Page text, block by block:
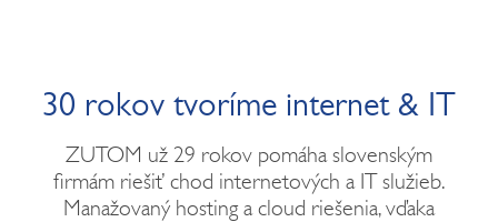
30 rokov tvoríme internet & IT
ZUTOM už 29 rokov pomáha slovenským
firmám riešiť chod internetových a IT služieb.
Manažovaný hosting a cloud riešenia, vďaka